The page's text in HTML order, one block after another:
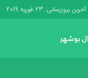
آخرین بروزرسانی: 23 فوریه 2019